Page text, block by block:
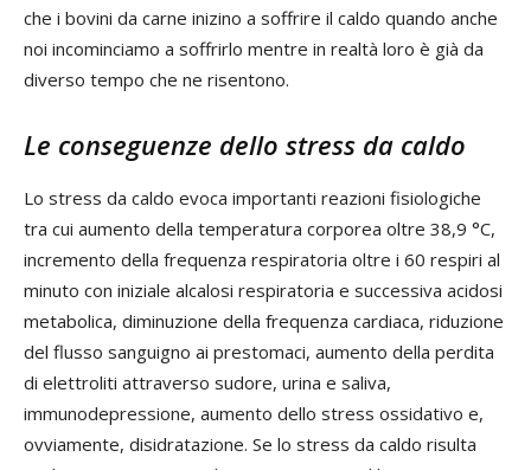
che i bovini da carne inizino a soffrire il caldo quando anche
noi incominciamo a soffrirlo mentre in realtà loro è già da
diverso tempo che ne risentono.
Le conseguenze dello stress da caldo
Lo stress da caldo evoca importanti reazioni fisiologiche
tra cui aumento della temperatura corporea oltre 38,9 °C,
incremento della frequenza respiratoria oltre i 60 respiri al
minuto con iniziale alcalosi respiratoria e successiva acidosi
metabolica, diminuzione della frequenza cardiaca, riduzione
del flusso sanguigno ai prestomaci, aumento della perdita
di elettroliti attraverso sudore, urina e saliva,
immunodepressione, aumento dello stress ossidativo e,
ovviamente, disidratazione. Se lo stress da caldo risulta